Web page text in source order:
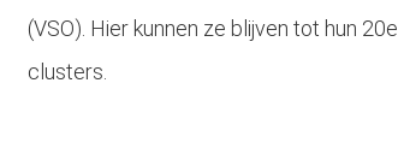
(VSO). Hier kunnen ze blijven tot hun 20e
clusters.